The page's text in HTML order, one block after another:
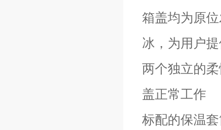
箱盖均为原
冰，为用户
两个独立的
盖正常工作
标配的保温